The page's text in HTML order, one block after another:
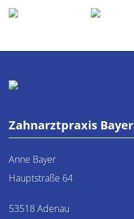
Zahnarztpraxis Bayer
Anne Bayer
Hauptstraße 64
53518 Adenau